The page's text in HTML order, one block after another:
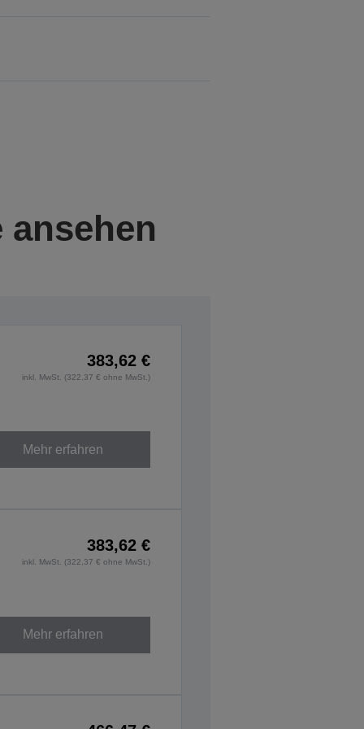
ansehen
383,62 €
inkl. MwSt. (322,37 € ohne MwSt.)
Mehr erfahren
383,62 €
inkl. MwSt. (322,37 € ohne MwSt.)
Mehr erfahren